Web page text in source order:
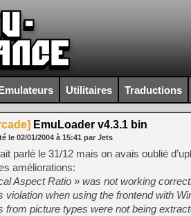
Utilitaires Traductions
EmuLoader v4.3.1 bin
le 02/01/2004 à 15:41 par Jets
parlé le 31/12 mais on avais oublié
améliorations:
Aspect Ratio » was not working
violation when using the frontend with
from picture types were not being